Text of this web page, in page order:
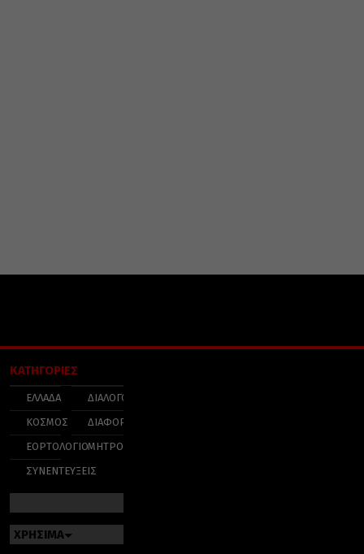
ΚΑΤΗΓΟΡΙΕΣ
ΕΛΛΑΔΑ
ΚΟΣΜΟΣ
ΕΟΡΤΟΛΟΓΙΟ
ΣΥΝΕΝΤΕΥΞΕΙΣ
ΔΙΑΛΟΓΟΣ
ΔΙΑΦΟΡΑ
ΜΗΤΡΟΠΟΛΕΙΣ
ΧΡΗΣΙΜΑ